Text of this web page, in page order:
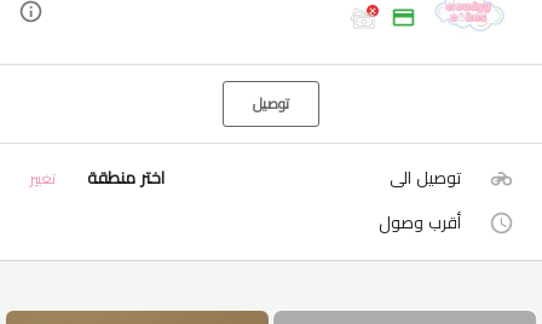
توصيل
توصيل الى اختر منطقة تغيير
أقرب وصول